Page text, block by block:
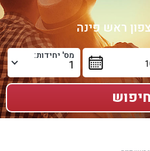
ראש פינה
מס' יחידות: